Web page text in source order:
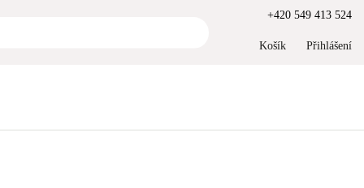
+420 549 413 524
Košík Přihlášení